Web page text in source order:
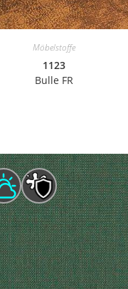
Möbelstoffe
1123
Bulle FR